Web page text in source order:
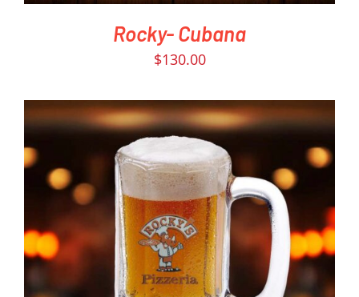
Rocky- Cubana
$130.00
PEDIR AHORA
/
DETAILS